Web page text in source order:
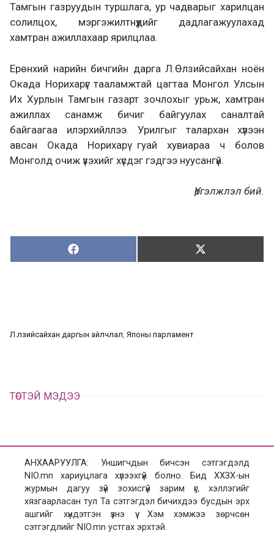
Тамгын газруудын туршлага, ур чадварыг харилцан
солилцох, мэргэжилтнүүдийг дадлагажуулахад
хамтран ажиллахаар ярилцлаа.
Ерөнхий нарийн бичгийн дарга Л.Өлзийсайхан ноён
Окада Норихарүг тааламжтай цагтаа Монгол Улсын
Их Хурлын Тамгын газарт зочлохыг урьж, хамтран
ажиллах санамж бичиг байгуулах саналтай
байгаагаа илэрхийллээ. Урилгыг талархан хүлээн
авсан Окада Норихарү гуай хувиараа ч болов
Монголд очиж үзэхийг хүсдэг гэдгээ нуусангүй.
Үргэлжлэл бий.
Хуваалцах:
Х
у
х
Түгээх:
Т
Л.Өлзийсайхан даргын айлчлал Японы парламент
ТӨСТЭЙ МЭДЭЭ
АНХААРУУЛГА: Уншигчдын бичсэн сэтгэгдэлд
NIO.mn хариуцлага хүлээхгүй болно. Бид ХХЗХ-ын
журмын дагуу зүй зохисгүй зарим үг, хэллэгийг
хязгаарласан тул Та сэтгэгдэл бичихдээ бусдын эрх
ашгийг хүндэтгэн үзнэ үү. Хэм хэмжээ зөрчсөн
сэтгэгдлийг NIO.mn устгах эрхтэй.